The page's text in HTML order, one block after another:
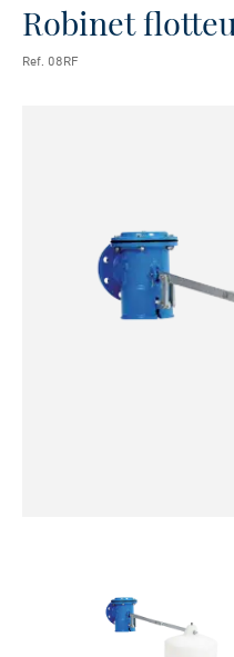
Robinet
Ref. 08RF